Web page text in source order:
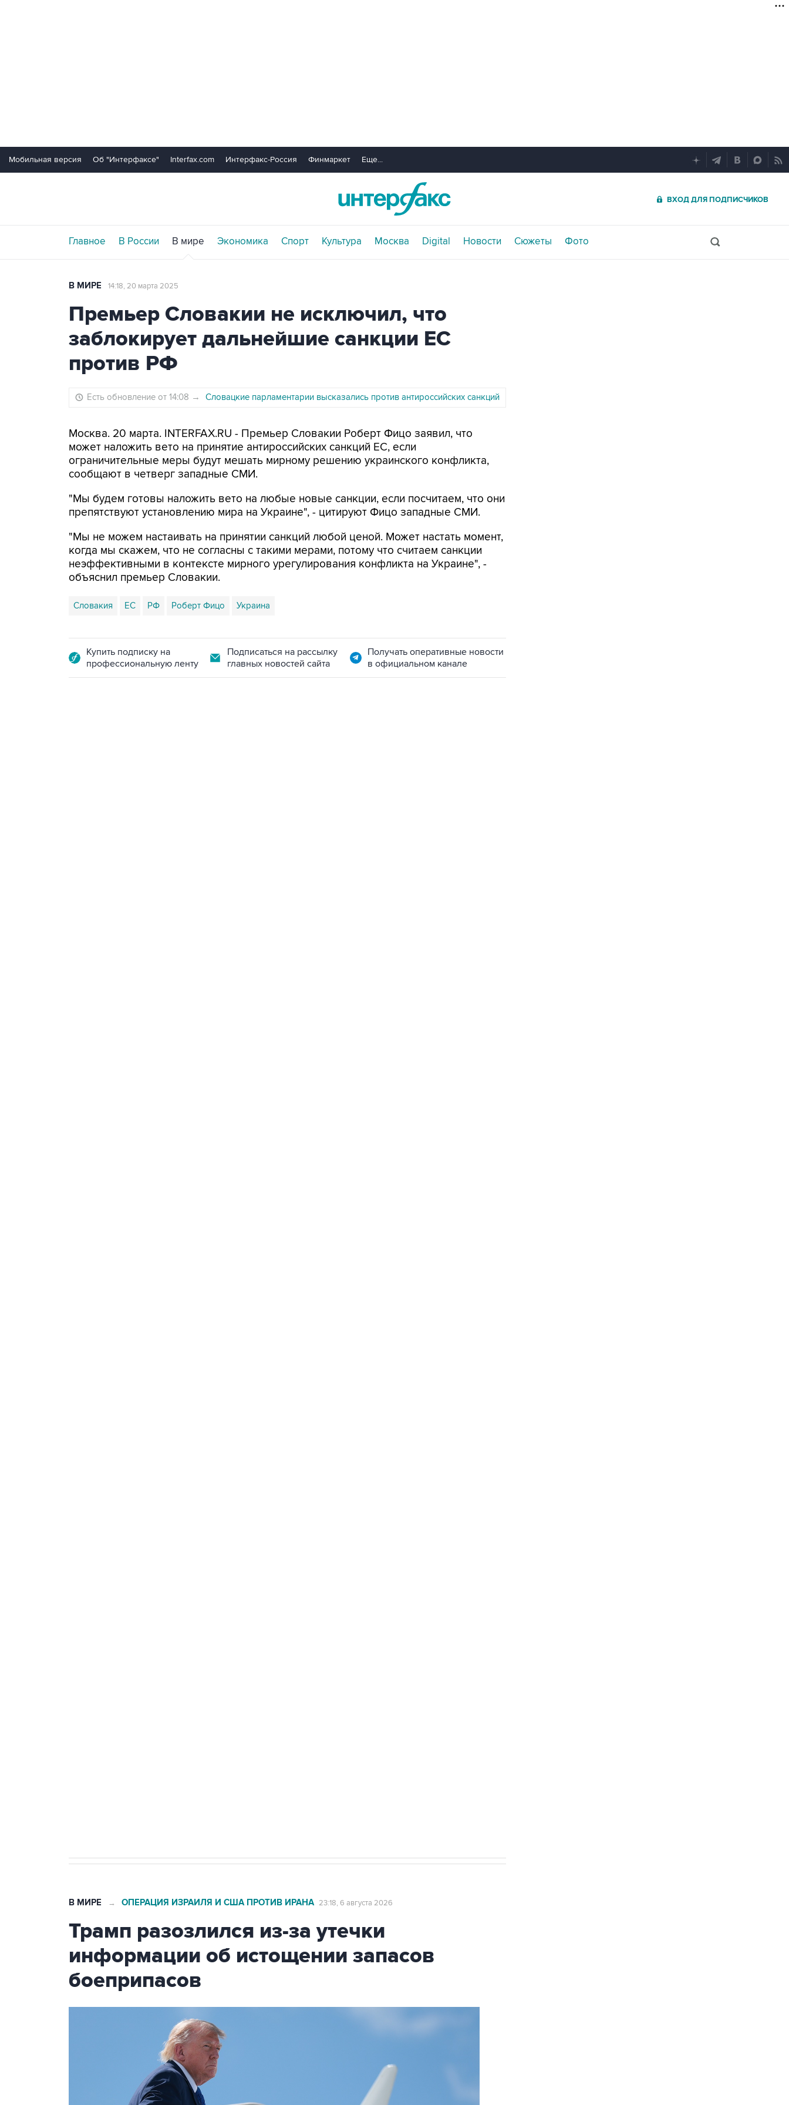
Мобильная версия Об "Интерфаксе" Interfax.com Интерфакс-Россия Финмаркет Еще...
ВХОД ДЛЯ ПОДПИСЧИКОВ
Главное В России В мире Экономика Спорт Культура Москва Digital Новости Сюжеты Фото
В МИРЕ 14:18, 20 марта 2025
Премьер Словакии не исключил, что
заблокирует дальнейшие санкции ЕС
против РФ
Есть обновление от 14:08 → Словацкие парламентарии высказались против антироссийских санкций
Москва. 20 марта. INTERFAX.RU - Премьер Словакии Роберт Фицо заявил, что
может наложить вето на принятие антироссийских санкций ЕС, если
ограничительные меры будут мешать мирному решению украинского конфликта,
сообщают в четверг западные СМИ.
"Мы будем готовы наложить вето на любые новые санкции, если посчитаем, что они
препятствуют установлению мира на Украине", - цитируют Фицо западные СМИ.
"Мы не можем настаивать на принятии санкций любой ценой. Может настать момент,
когда мы скажем, что не согласны с такими мерами, потому что считаем санкции
неэффективными в контексте мирного урегулирования конфликта на Украине", -
объяснил премьер Словакии.
Словакия ЕС РФ Роберт Фицо Украина
Купить подписку на
профессиональную ленту
Подписаться на рассылку
главных новостей сайта
Получать оперативные новости
в официальном канале
В МИРЕ → ОПЕРАЦИЯ ИЗРАИЛЯ И США ПРОТИВ ИРАНА 23:18, 6 августа 2026
Трамп разозлился из-за утечки
информации об истощении запасов
боеприпасов